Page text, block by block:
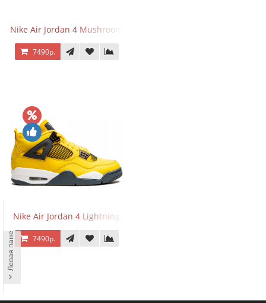
Nike Air Jordan 4 Mushroom
7490р.
Nike Air Jordan 4 Lightning
7490р.
Левая панель